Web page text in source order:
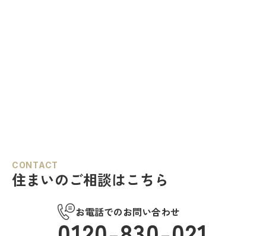
CONTACT
住まいのご相談はこちら
お電話でのお問い合わせ